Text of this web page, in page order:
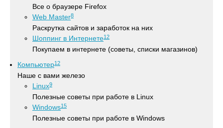
Все о браузере Firefox
Web Master8
Раскрутка сайтов и заработок на них
Шоппинг в Интернете12
Покупаем в интернете (советы, списки магазинов)
Компьютер12
Наше с вами железо
Linux9
Полезные советы при работе в Linux
Windows15
Полезные советы при работе в Windows